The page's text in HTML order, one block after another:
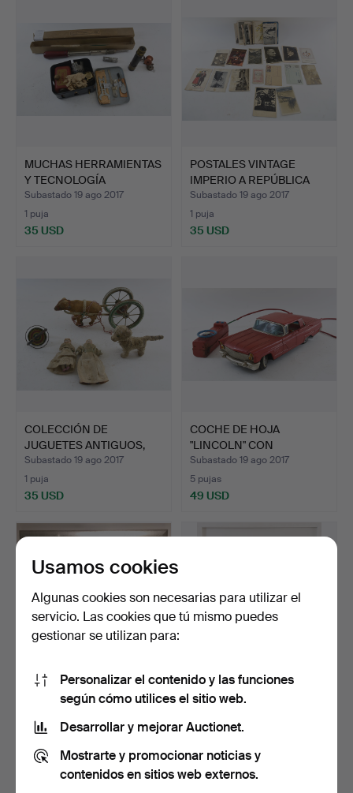
MUCHAS HERRAMIENTAS
Y TECNOLOGÍA
ANTIGUAS,…
Subastado 19 ago 2017
1 puja
35 USD
POSTALES VINTAGE
IMPERIO A REPÚBLICA
FEDER…
Subastado 19 ago 2017
1 puja
35 USD
COLECCIÓN DE
JUGUETES ANTIGUOS,
tela/metal…
Subastado 19 ago 2017
1 puja
35 USD
COCHE DE HOJA
"LINCOLN" CON
CONTROL REMOTO…
Subastado 19 ago 2017
5 pujas
49 USD
WALTER DUSATTI.
"Después de la lección de …
Subastado 18 ago 2017
35 USD
HAP GRIESHABER.
Subastado 17 ago 2017
35 USD
Usamos cookies
Algunas cookies son necesarias para utilizar el
servicio. Las cookies que tú mismo puedes
gestionar se utilizan para:
Personalizar el contenido y las funciones
según cómo utilices el sitio web.
Desarrollar y mejorar Auctionet.
Mostrarte y promocionar noticias y
contenidos en sitios web externos.